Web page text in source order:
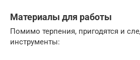
Материалы для работы
Помимо терпения, пригодятся и
инструменты: